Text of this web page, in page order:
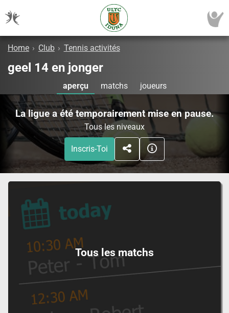
Home › Club › Tennis activités
geel 14 en jonger
aperçu matchs joueurs
La ligue a été temporairement mise en pause.
Tous les niveaux
Inscris-Toi
Tous les matchs